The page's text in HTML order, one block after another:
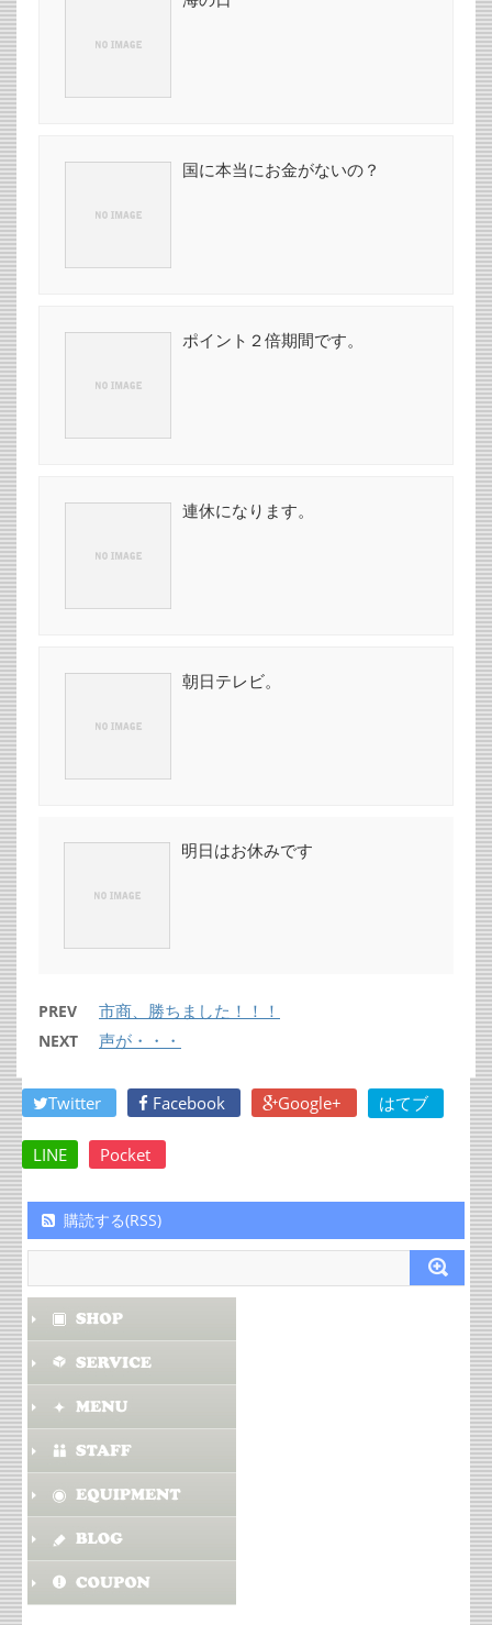
国に本当にお金がないの？
ポイント２倍期間です。
連休になります。
朝日テレビ。
明日はお休みです
PREV 市商、勝ちました！！！
NEXT 声が・・・
Twitter Facebook Google+ はてブ
LINE Pocket
購読する(RSS)